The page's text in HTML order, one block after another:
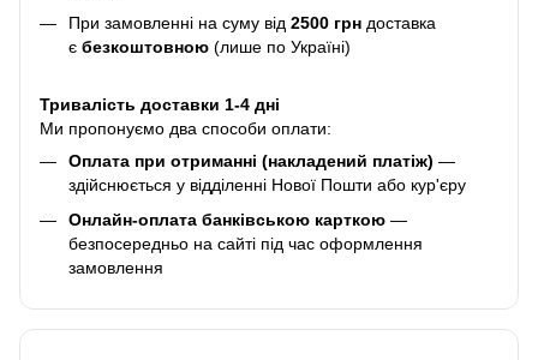
При замовленні на суму від 2500 грн доставка
є безкоштовною (лише по Україні)
Тривалість доставки 1-4 дні
Ми пропонуємо два способи оплати:
Оплата при отриманні (накладений платіж) —
здійснюється у відділенні Нової Пошти або кур'єру
Онлайн-оплата банківською карткою —
безпосередньо на сайті під час оформлення
замовлення